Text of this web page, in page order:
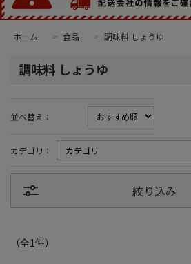
ホーム > 食品 > 調味料 しょうゆ
調味料 しょうゆ
並べ替え：
カテゴリ：
絞り込み
（全1件）